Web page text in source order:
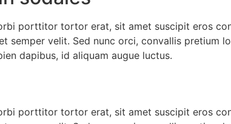
porttitor tortor erat, sit amet suscipit eros
semper velit. Sed nunc orci, convallis pretium
dapibus, id aliquam augue luctus.
porttitor tortor erat, sit amet suscipit eros